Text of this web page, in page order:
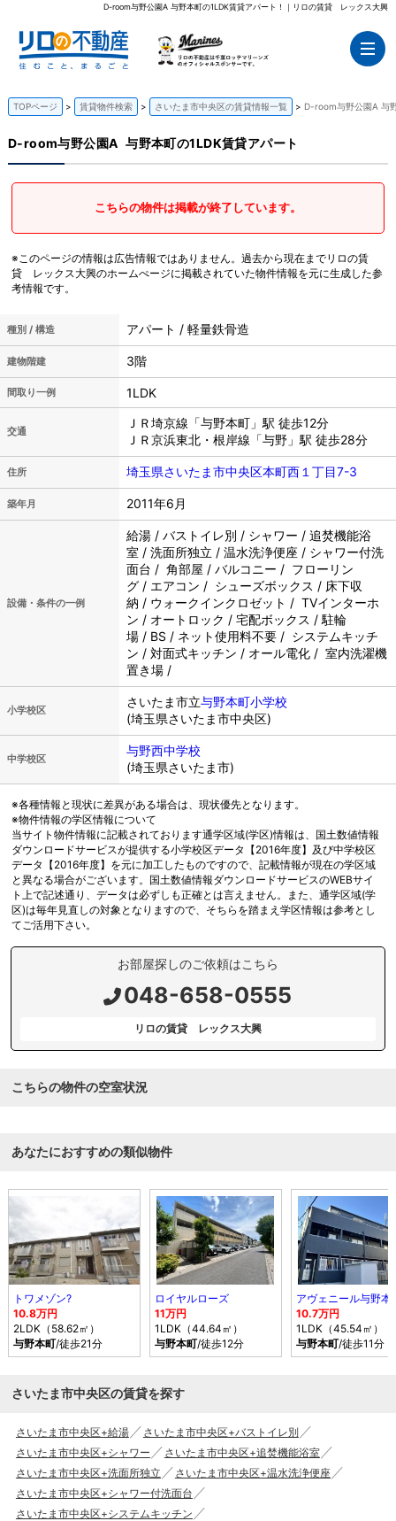
D-room与野公園A 与野本町の1LDK賃貸アパート！｜リロの賃貸 レックス大興
TOPページ 賃貸物件検索 さいたま市中央区の賃貸情報一覧 D-room与野公園A 与
D-room与野公園A 与野本町の1LDK賃貸アパート
こちらの物件は掲載が終了しています。
※このページの情報は広告情報ではありません。過去から現在までリロの賃
貸 レックス大興のホームぺージに掲載されていた物件情報を元に生成した参
考情報です。
種別 / 構造 アパート / 軽量鉄骨造
建物階建 3階
間取り一例 1LDK
交通
ＪＲ埼京線「与野本町」駅 徒歩12分
ＪＲ京浜東北・根岸線「与野」駅 徒歩28分
住所 埼玉県さいたま市中央区本町西１丁目7-3
築年月 2011年6月
設備・条件の一例
給湯 / バストイレ別 / シャワー / 追焚機能浴
室 / 洗面所独立 / 温水洗浄便座 / シャワー付洗
面台 / 角部屋 / バルコニー / フローリン
グ / エアコン / シューズボックス / 床下収
納 / ウォークインクロゼット / TVインターホ
ン / オートロック / 宅配ボックス / 駐輪
場 / BS / ネット使用料不要 / システムキッチ
ン / 対面式キッチン / オール電化 / 室内洗濯機
置き場 /
小学校区
さいたま市立与野本町小学校
(埼玉県さいたま市中央区)
中学校区
与野西中学校
(埼玉県さいたま市)
※各種情報と現状に差異がある場合は、現状優先となります。
※物件情報の学区情報について
当サイト物件情報に記載されております通学区域(学区)情報は、国土数値情報
ダウンロードサービスが提供する小学校区データ【2016年度】及び中学校区
データ【2016年度】を元に加工したものですので、記載情報が現在の学区域
と異なる場合がございます。国土数値情報ダウンロードサービスのWEBサイ
ト上で記述通り、データは必ずしも正確とは言えません。また、通学区域(学
区)は毎年見直しの対象となりますので、そちらを踏まえ学区情報は参考とし
てご活用下さい。
お部屋探しのご依頼はこちら
048-658-0555
リロの賃貸 レックス大興
こちらの物件の空室状況
あなたにおすすめの類似物件
トワメゾン?
10.8万円
2LDK（58.62㎡）
与野本町/徒歩21分
ロイヤルローズ
11万円
1LDK（44.64㎡）
与野本町/徒歩12分
アヴェニール与野本
10.7万円
1LDK（45.54㎡）
与野本町/徒歩11分
さいたま市中央区の賃貸を探す
さいたま市中央区+給湯
さいたま市中央区+バストイレ別
さいたま市中央区+シャワー
さいたま市中央区+追焚機能浴室
さいたま市中央区+洗面所独立
さいたま市中央区+温水洗浄便座
さいたま市中央区+シャワー付洗面台
さいたま市中央区+システムキッチン